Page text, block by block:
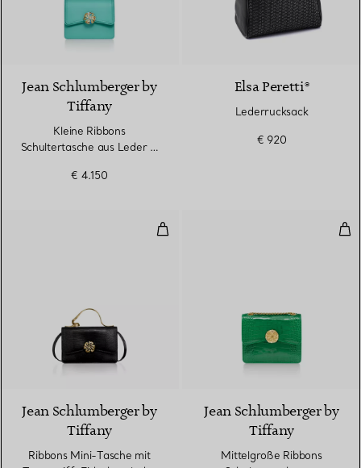
Jean Schlumberger by
Tiffany
Kleine Ribbons
Schultertasche aus Leder in
€ 4.150
Elsa Peretti®
Lederrucksack
€ 920
Ribbons Mini-Tasche mit
2 Farben
Jean Schlumberger by
Tiffany
Ribbons Mini-Tasche mit
Jean Schlumberger by
Tiffany
Mittelgroße Ribbons